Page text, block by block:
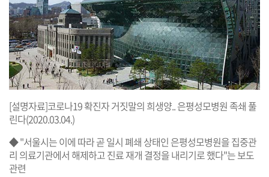
[설명자료]코로나19 확진자 거짓말의 희생양.. 은평성모병원 족쇄 풀
린다(2020.03.04.)
◆ "서울시는 이에 따라 곧 일시 폐쇄 상태인 은평성모병원을 집중관
리 의료기관에서 해제하고 진료 재개 결정을 내리기로 했다"는 보도
관련